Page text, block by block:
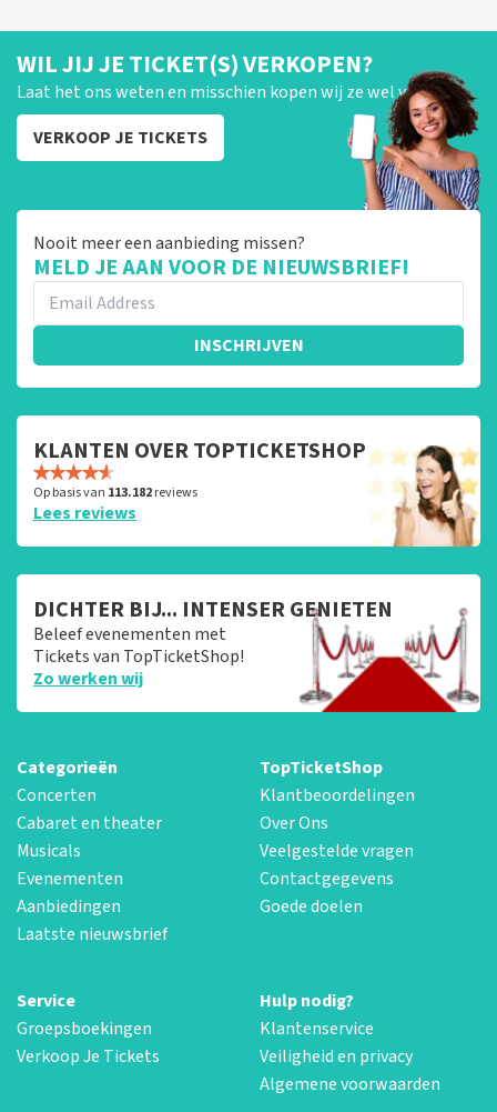
WIL JIJ JE TICKET(S) VERKOPEN?
Laat het ons weten en misschien kopen wij ze wel van je!
VERKOOP JE TICKETS
Nooit meer een aanbieding missen?
MELD JE AAN VOOR DE NIEUWSBRIEF!
INSCHRIJVEN
KLANTEN OVER TOPTICKETSHOP
Op basis van 113.182reviews
Lees reviews
DICHTER BIJ... INTENSER GENIETEN
Beleef evenementen met
Tickets van TopTicketShop!
Zo werken wij
Categorieën
Concerten
Cabaret en theater
Musicals
Evenementen
Aanbiedingen
Laatste nieuwsbrief
TopTicketShop
Klantbeoordelingen
Over Ons
Veelgestelde vragen
Contactgegevens
Goede doelen
Service
Groepsboekingen
Verkoop Je Tickets
Hulp nodig?
Klantenservice
Veiligheid en privacy
Algemene voorwaarden